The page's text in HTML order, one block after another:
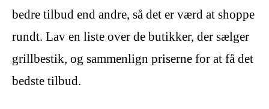
bedre tilbud end andre, så det er værd at shoppe
rundt. Lav en liste over de butikker, der sælger
grillbestik, og sammenlign priserne for at få det
bedste tilbud.